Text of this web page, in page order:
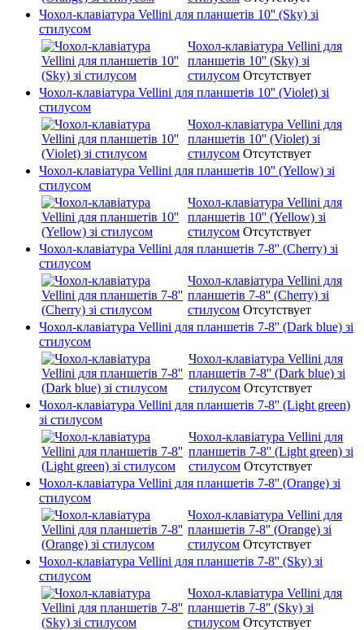
Чохол-клавіатура Vellini для планшетів 10'' (Sky) зі
стилусом
Чохол-клавіатура Vellini для
планшетів 10'' (Sky) зі
стилусом Отсутствует
Чохол-клавіатура Vellini для планшетів 10'' (Violet) зі
стилусом
Чохол-клавіатура Vellini для
планшетів 10'' (Violet) зі
стилусом Отсутствует
Чохол-клавіатура Vellini для планшетів 10'' (Yellow) зі
стилусом
Чохол-клавіатура Vellini для
планшетів 10'' (Yellow) зі
стилусом Отсутствует
Чохол-клавіатура Vellini для планшетів 7-8'' (Cherry) зі
стилусом
Чохол-клавіатура Vellini для
планшетів 7-8'' (Cherry) зі
стилусом Отсутствует
Чохол-клавіатура Vellini для планшетів 7-8'' (Dark blue) зі
стилусом
Чохол-клавіатура Vellini для
планшетів 7-8'' (Dark blue) зі
стилусом Отсутствует
Чохол-клавіатура Vellini для планшетів 7-8'' (Light green)
зі стилусом
Чохол-клавіатура Vellini для
планшетів 7-8'' (Light green) зі
стилусом Отсутствует
Чохол-клавіатура Vellini для планшетів 7-8'' (Orange) зі
стилусом
Чохол-клавіатура Vellini для
планшетів 7-8'' (Orange) зі
стилусом Отсутствует
Чохол-клавіатура Vellini для планшетів 7-8'' (Sky) зі
стилусом
Чохол-клавіатура Vellini для
планшетів 7-8'' (Sky) зі
стилусом Отсутствует